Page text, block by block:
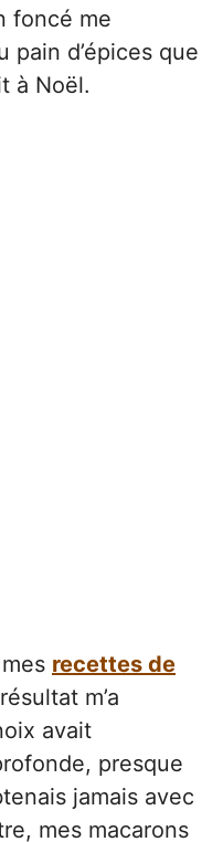
foncé me
pain d’épices que
à Noël.
recettes de
m’a
avait
presque
jamais avec
mes macarons